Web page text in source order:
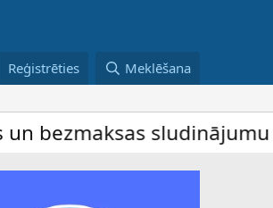
Reģistrēties Meklēšana
sludinājumu